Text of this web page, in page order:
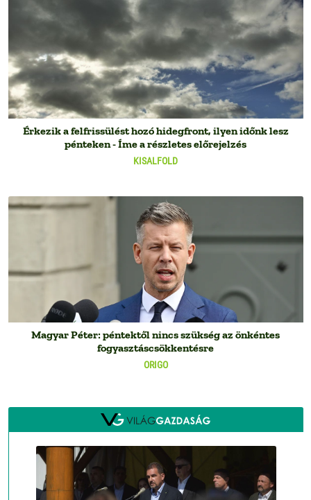
KISALFOLD
Érkezik a felfrissülést hozó hidegfront, ilyen időnk lesz
pénteken - Íme a részletes előrejelzés
ORIGO
Magyar Péter: péntektől nincs szükség az önkéntes
fogyasztáscsökkentésre